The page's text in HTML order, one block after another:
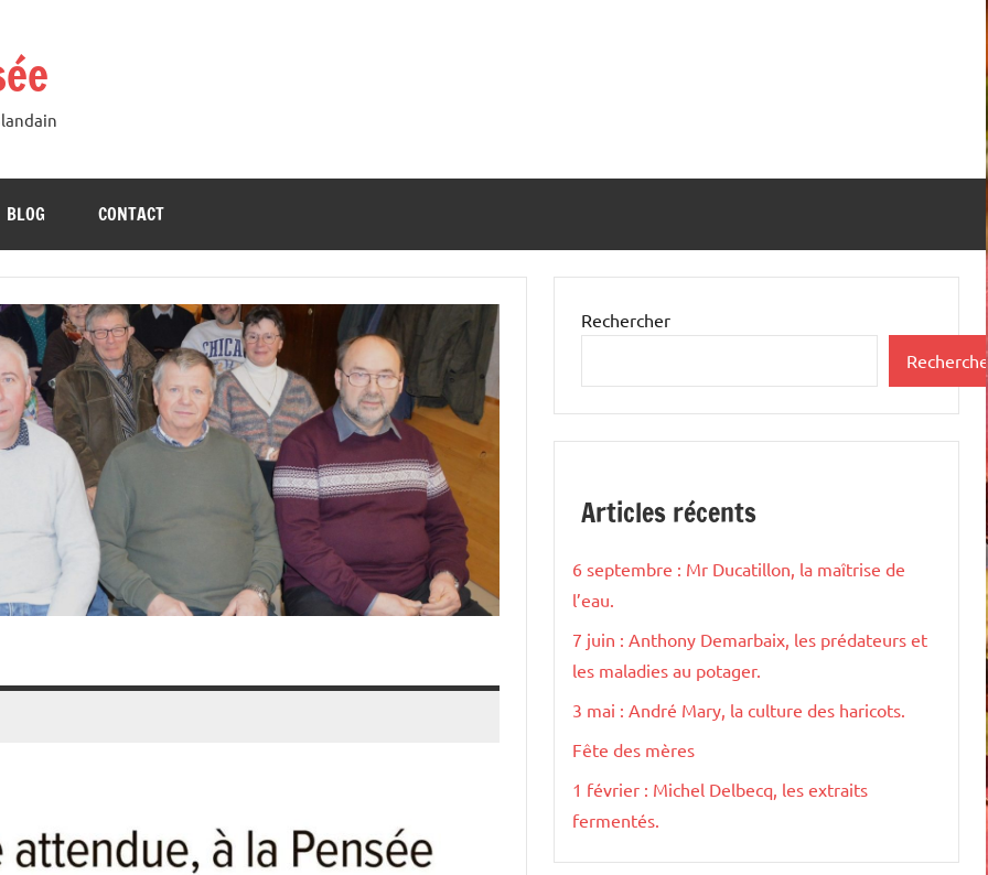
BLOG CONTACT
Rechercher
Articles récents
6 septembre : Mr Ducatillon, la maîtrise de
l’eau.
7 juin : Anthony Demarbaix, les prédateurs et
les maladies au potager.
3 mai : André Mary, la culture des haricots.
Fête des mères
1 février : Michel Delbecq, les extraits
fermentés.